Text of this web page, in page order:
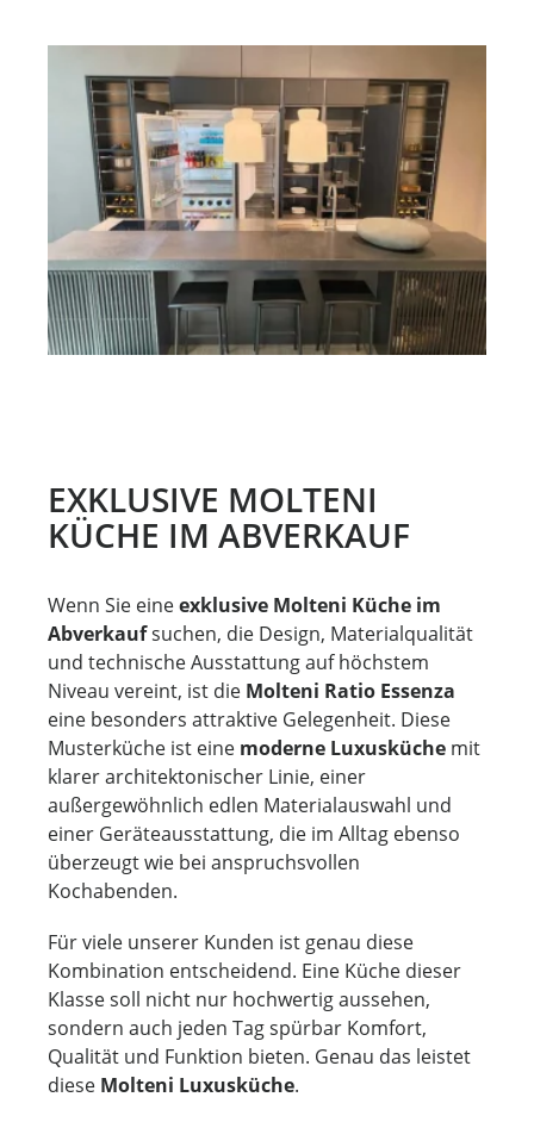
EXKLUSIVE MOLTENI
KÜCHE IM ABVERKAUF
Wenn Sie eineexklusive Molteni Küche im
Abverkaufsuchen, die Design, Materialqualität
und technische Ausstattung auf höchstem
Niveau vereint, ist die Molteni Ratio Essenza
eine besonders attraktive Gelegenheit. Diese
Musterküche ist eine moderne Luxusküche mit
klarer architektonischer Linie, einer
außergewöhnlich edlen Materialauswahl und
einer Geräteausstattung, die im Alltag ebenso
überzeugt wie bei anspruchsvollen
Kochabenden.
Für viele unserer Kunden ist genau diese
Kombination entscheidend. Eine Küche dieser
Klasse soll nicht nur hochwertig aussehen,
sondern auch jeden Tag spürbar Komfort,
Qualität und Funktion bieten. Genau das leistet
diese Molteni Luxusküche.